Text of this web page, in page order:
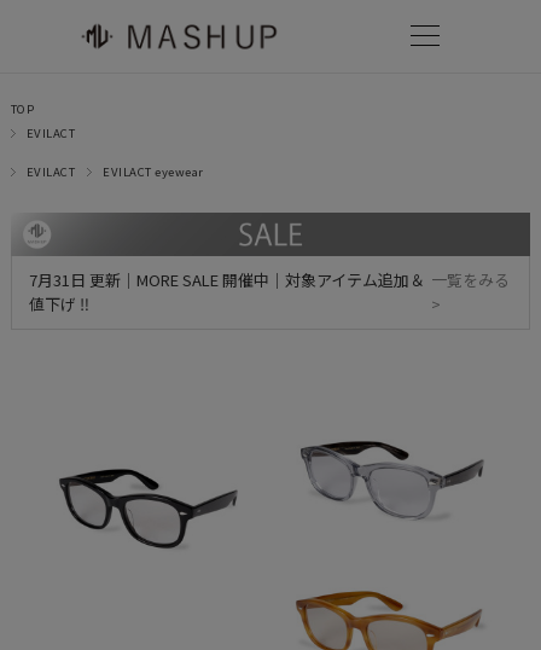
TOP
EVILACT
EVILACT EVILACT eyewear
7月31日 更新｜MORE SALE 開催中｜対象アイテム追加＆
値下げ ‼
一覧をみる
>